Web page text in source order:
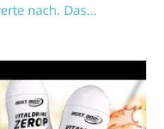
nach. Das…